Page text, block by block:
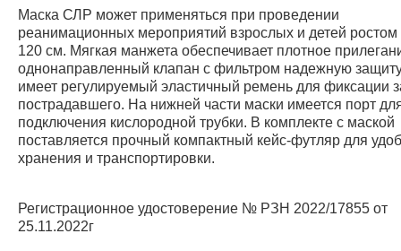
Маска СЛР может применяться при проведении
реанимационных мероприятий взрослых и детей ростом
120 см. Мягкая манжета обеспечивает плотное
однонаправленный клапан с фильтром надежную
имеет регулируемый эластичный ремень для фиксации
пострадавшего. На нижней части маски имеется порт
подключения кислородной трубки. В комплекте с маской
поставляется прочный компактный кейс-футляр для
хранения и транспортировки.
Регистрационное удостоверение № РЗН 2022/17855 от
25.11.2022г